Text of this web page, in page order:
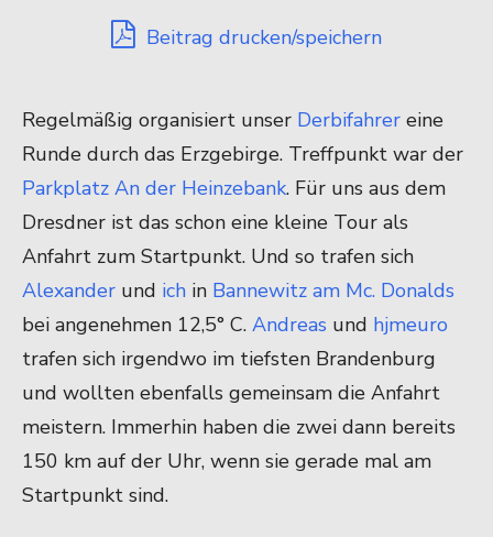
Beitrag drucken/speichern
Regelmäßig organisiert unser Derbifahrer eine
Runde durch das Erzgebirge. Treffpunkt war der
Parkplatz An der Heinzebank. Für uns aus dem
Dresdner ist das schon eine kleine Tour als
Anfahrt zum Startpunkt. Und so trafen sich
Alexander und ich in Bannewitz am Mc. Donalds
bei angenehmen 12,5° C. Andreas und hjmeuro
trafen sich irgendwo im tiefsten Brandenburg
und wollten ebenfalls gemeinsam die Anfahrt
meistern. Immerhin haben die zwei dann bereits
150 km auf der Uhr, wenn sie gerade mal am
Startpunkt sind.